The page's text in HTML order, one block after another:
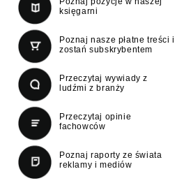
księgarni
Poznaj nasze płatne treści i
zostań subskrybentem
Przeczytaj wywiady z
ludźmi z branży
Przeczytaj opinie
fachowców
Poznaj raporty ze świata
reklamy i mediów